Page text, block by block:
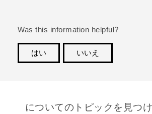
Was this information helpful?
はい
いいえ
についてのトピックを見つ